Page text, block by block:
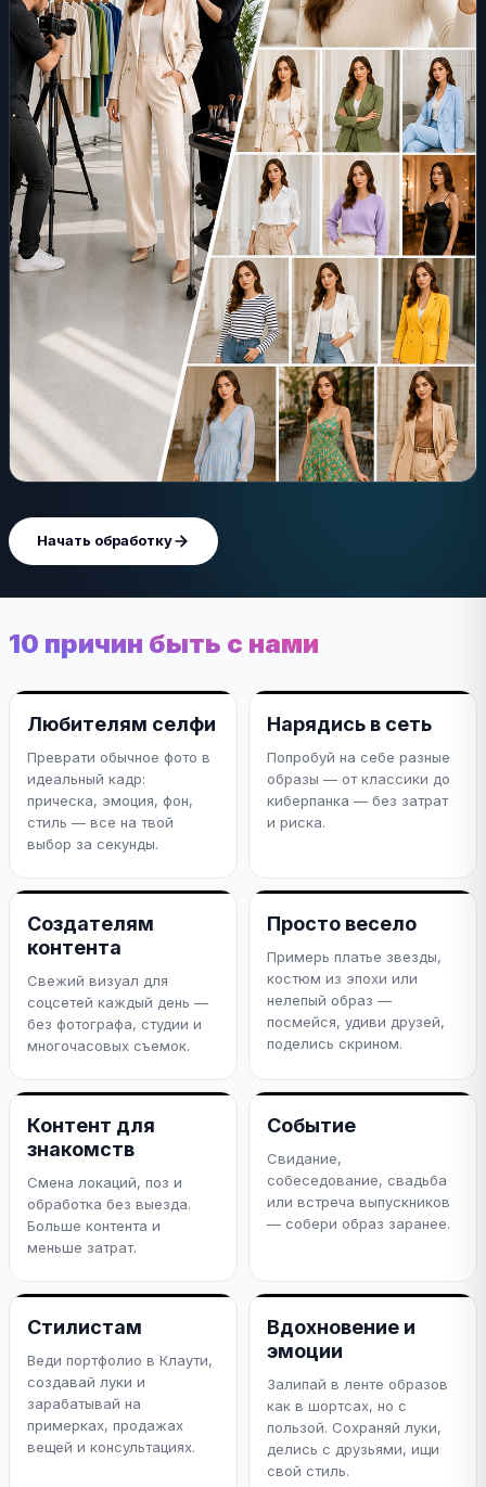
Начать обработку
10 причин быть с нами
Любителям селфи
Преврати обычное фото в
идеальный кадр:
прическа, эмоция, фон,
стиль — все на твой
выбор за секунды.
Нарядись в сеть
Попробуй на себе разные
образы — от классики до
киберпанка — без затрат
и риска.
Создателям
контента
Свежий визуал для
соцсетей каждый день —
без фотографа, студии и
многочасовых съемок.
Просто весело
Примерь платье звезды,
костюм из эпохи или
нелепый образ —
посмейся, удиви друзей,
поделись скрином.
Контент для
знакомств
Смена локаций, поз и
обработка без выезда.
Больше контента и
меньше затрат.
Событие
Свидание,
собеседование, свадьба
или встреча выпускников
— собери образ заранее.
Стилистам
Веди портфолио в Клаути,
создавай луки и
зарабатывай на
примерках, продажах
вещей и консультациях.
Вдохновение и
эмоции
Залипай в ленте образов
как в шортсах, но с
пользой. Сохраняй луки,
делись с друзьями, ищи
свой стиль.